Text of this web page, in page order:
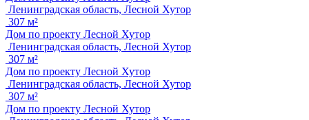
Ленинградская область, Лесной Хутор
307 м²
Дом по проекту Лесной Хутор
Ленинградская область, Лесной Хутор
307 м²
Дом по проекту Лесной Хутор
Ленинградская область, Лесной Хутор
307 м²
Дом по проекту Лесной Хутор